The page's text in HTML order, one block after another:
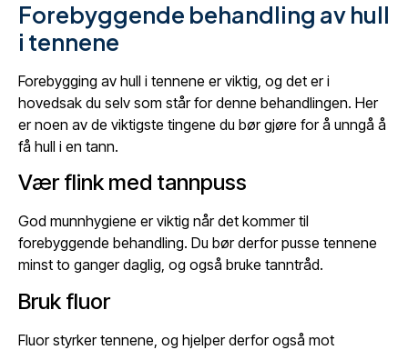
Forebyggende behandling av hull
i tennene
Forebygging av hull i tennene er viktig, og det er i
hovedsak du selv som står for denne behandlingen. Her
er noen av de viktigste tingene du bør gjøre for å unngå å
få hull i en tann.
Vær flink med tannpuss
God munnhygiene er viktig når det kommer til
forebyggende behandling. Du bør derfor pusse tennene
minst to ganger daglig, og også bruke tanntråd.
Bruk fluor
Fluor styrker tennene, og hjelper derfor også mot